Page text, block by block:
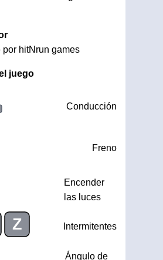
por hitNrun games
juego
Conducción
Freno
Encender
las luces
Z Intermitentes
Ángulo de